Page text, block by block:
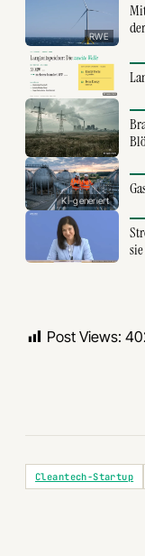
RWE
KI-generiert
Post Views:
Cleantech-Startup